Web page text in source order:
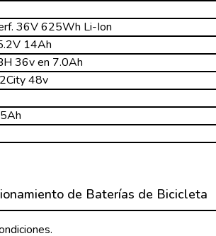
36V 625Wh Li-Ion
14Ah
36v en 7.0Ah
48v
de Baterías de Bicicleta